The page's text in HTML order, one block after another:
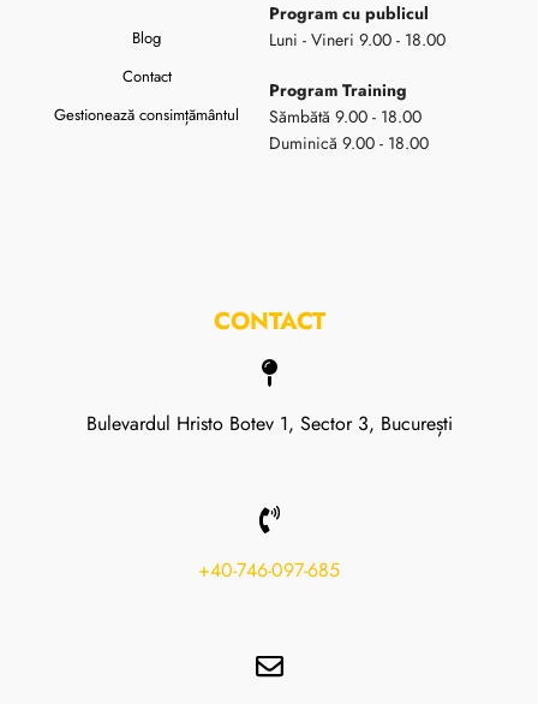
Blog
Contact
Gestionează consimțământul
Program cu publicul
Luni - Vineri 9.00 - 18.00
Program Training
Sămbătă 9.00 - 18.00
Duminică 9.00 - 18.00
CONTACT
Bulevardul Hristo Botev 1, Sector 3, București
+40-746-097-685